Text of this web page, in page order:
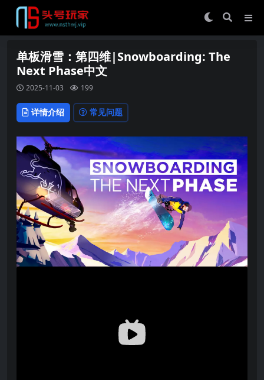
单板滑雪：第四维|Snowboarding: The
Next Phase中文
2025-11-03 199
详情介绍 常见问题